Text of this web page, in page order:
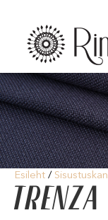
Esileht /
TRENZA